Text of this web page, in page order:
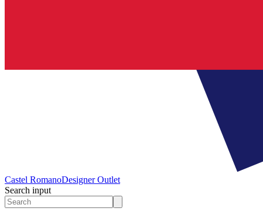
Castel RomanoDesigner Outlet
Search input